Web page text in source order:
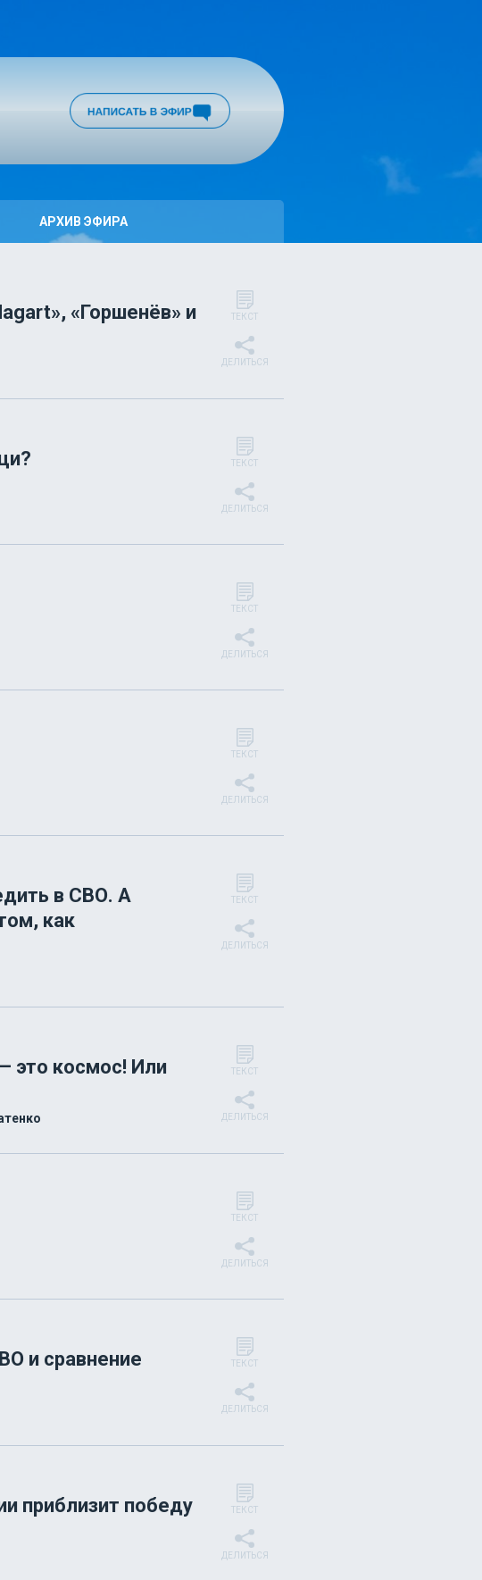
АРХИВ ЭФИРА
«Горшенёв» и
ТЕКСТ
ДЕЛИТЬСЯ
ТЕКСТ
ДЕЛИТЬСЯ
ТЕКСТ
ДЕЛИТЬСЯ
ТЕКСТ
ДЕЛИТЬСЯ
в СВО. А
как
ТЕКСТ
ДЕЛИТЬСЯ
это космос! Или
ТЕКСТ
ДЕЛИТЬСЯ
ТЕКСТ
ДЕЛИТЬСЯ
и сравнение
ТЕКСТ
ДЕЛИТЬСЯ
приблизит победу ТЕКСТ
ДЕЛИТЬСЯ